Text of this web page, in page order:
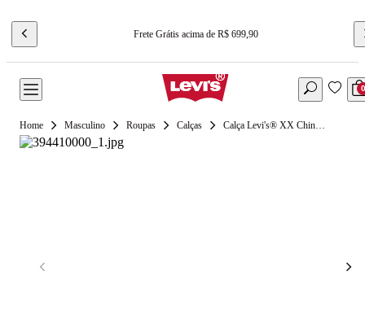
Frete Grátis acima de R$ 699,90
0
Masculino Roupas Calças Calça Levi's® XX Chino Cargo Taper